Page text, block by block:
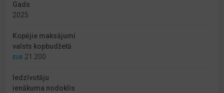
Gads
2025
Kopējie maksājumi
valsts kopbudžetā
EUR 21 200
Iedzīvotāju
ienākuma nodoklis